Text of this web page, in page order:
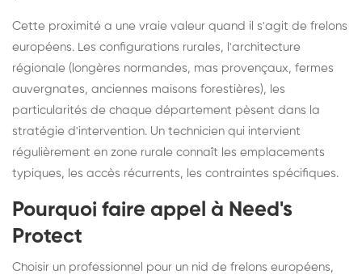
Cette proximité a une vraie valeur quand il s'agit de frelons
européens. Les configurations rurales, l'architecture
régionale (longères normandes, mas provençaux, fermes
auvergnates, anciennes maisons forestières), les
particularités de chaque département pèsent dans la
stratégie d'intervention. Un technicien qui intervient
régulièrement en zone rurale connaît les emplacements
typiques, les accès récurrents, les contraintes spécifiques.
Pourquoi faire appel à Need's
Protect
Choisir un professionnel pour un nid de frelons européens,